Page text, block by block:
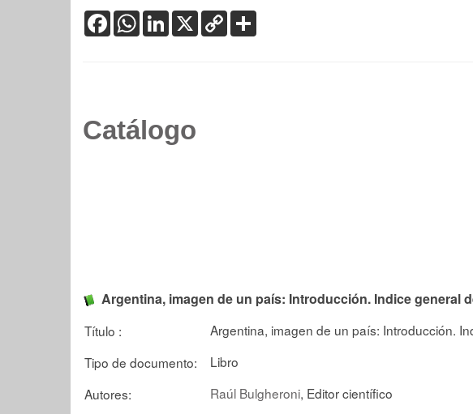
FacebookWhatsApp
LinkedIn
X Copy
Link
Catálogo
Argentina, imagen de un país: Introducción. Indice general
Título :
Argentina, imagen de un país: Introducción.
Tipo de documento:
Libro
Autores:
Raúl Bulgheroni, Editor científico